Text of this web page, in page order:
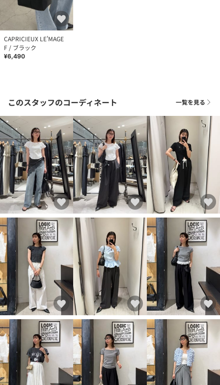
CAPRICIEUX LE'MAGE
F / ブラック
¥6,490
このスタッフのコーディネート 一覧を見る